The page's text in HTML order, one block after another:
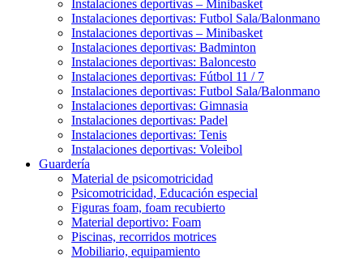
Instalaciones deportivas – Minibasket
Instalaciones deportivas: Futbol Sala/Balonmano
Instalaciones deportivas – Minibasket
Instalaciones deportivas: Badminton
Instalaciones deportivas: Baloncesto
Instalaciones deportivas: Fútbol 11 / 7
Instalaciones deportivas: Futbol Sala/Balonmano
Instalaciones deportivas: Gimnasia
Instalaciones deportivas: Padel
Instalaciones deportivas: Tenis
Instalaciones deportivas: Voleibol
Guardería
Material de psicomotricidad
Psicomotricidad, Educación especial
Figuras foam, foam recubierto
Material deportivo: Foam
Piscinas, recorridos motrices
Mobiliario, equipamiento